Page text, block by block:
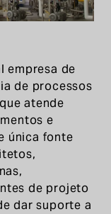
empresa de
de processos
atende
e
única fonte
de projeto
dar suporte a